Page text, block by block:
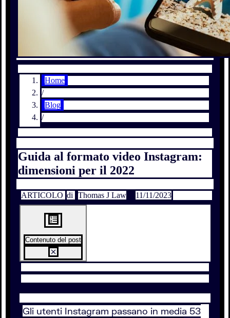
Home
/
Blog
/
Guida al formato video Instagram:
dimensioni per il 2022
ARTICOLO di Thomas J Law 11/11/2023
Contenuto del post
Gli utenti Instagram passano in media 53